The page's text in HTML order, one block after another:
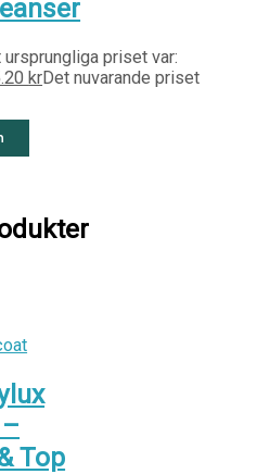
ursprungliga priset var:
krDet nuvarande priset
Top